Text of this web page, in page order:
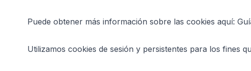
Puede obtener más información sobre las cookies aquí:
Utilizamos cookies de sesión y persistentes para los fines